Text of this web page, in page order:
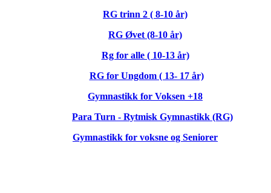
RG trinn 2 ( 8-10 år)
RG Øvet (8-10 år)
Rg for alle ( 10-13 år)
RG for Ungdom ( 13- 17 år)
Gymnastikk for Voksen +18
Para Turn - Rytmisk Gymnastikk (RG)
Gymnastikk for voksne og Seniorer